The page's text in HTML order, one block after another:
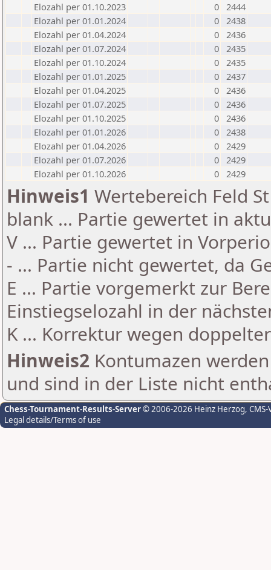
Elozahl per 01.10.2023
0 2444
Elozahl per 01.01.2024
0 2438
Elozahl per 01.04.2024
0 2436
Elozahl per 01.07.2024
0 2435
Elozahl per 01.10.2024
0 2435
Elozahl per 01.01.2025
0 2437
Elozahl per 01.04.2025
0 2436
Elozahl per 01.07.2025
0 2436
Elozahl per 01.10.2025
0 2436
Elozahl per 01.01.2026
0 2438
Elozahl per 01.04.2026
0 2429
Elozahl per 01.07.2026
0 2429
Elozahl per 01.10.2026
0 2429
Hinweis1 Wertebereich Feld
blank ... Partie gewertet in
V ... Partie gewertet in
- ... Partie nicht gewertet, da
E ... Partie vorgemerkt zur
Einstiegselozahl in der
K ... Korrektur wegen
Hinweis2 Kontumazen
und sind in der Liste nicht
Chess-Tournament-Results-Server© 2006-2026 Heinz Herzog,
Legal details/Terms of use